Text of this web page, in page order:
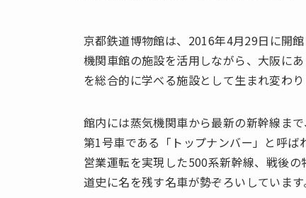
京都鉄道博物館は、2016年4月29日に開
機関車館の施設を活用しながら、大阪に
を総合的に学べる施設として生まれ変わり
館内には蒸気機関車から最新の新幹線ま
第1号車である「トップナンバー」と呼
営業運転を実現した500系新幹線、戦後
道史に名を残す名車が勢ぞろいしています